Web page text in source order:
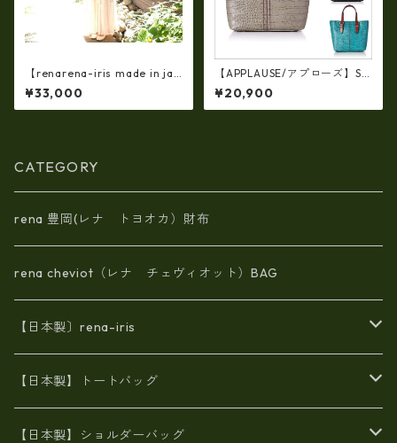
【renarena-iris made in jap
an】【日本製】牛革製品・エ
ナメルクロコ型押しレザー・
マザートートバッグ ir-66
¥33,000
【APPLAUSE/アプローズ】SA
FARI series 型押し クロコ レ
ザー トート ap-3739
¥20,900
CATEGORY
rena 豊岡(レナ トヨオカ）財布
rena cheviot（レナ チェヴィオット）BAG
【日本製〕rena-iris
エナメル（パテント）レザー
牛革製品トート・ショルダー
【日本製】トートバッグ
火山灰染めバッグ
【日本製】ショルダーバッグ